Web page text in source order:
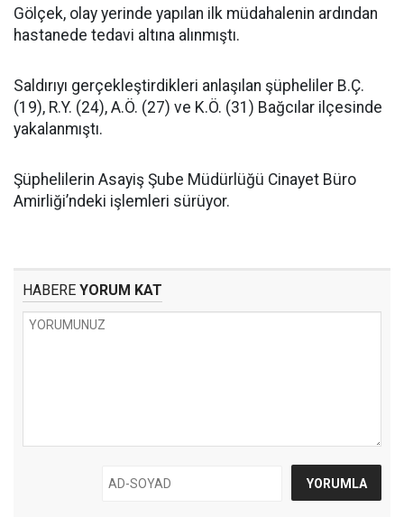
Gölçek, olay yerinde yapılan ilk müdahalenin ardından
hastanede tedavi altına alınmıştı.
Saldırıyı gerçekleştirdikleri anlaşılan şüpheliler B.Ç.
(19), R.Y. (24), A.Ö. (27) ve K.Ö. (31) Bağcılar ilçesinde
yakalanmıştı.
Şüphelilerin Asayiş Şube Müdürlüğü Cinayet Büro
Amirliği’ndeki işlemleri sürüyor.
HABERE YORUM KAT